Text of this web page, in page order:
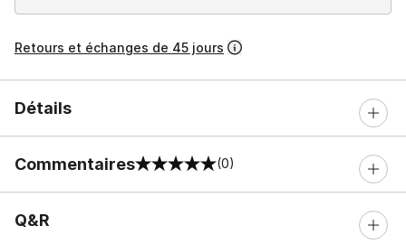
Retours et échanges de 45 jours
Détails
Commentaires
0 sur 5 notes (0)
Q&R